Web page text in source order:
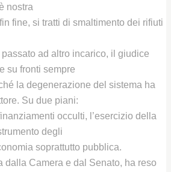
UNIPD
LAGO
nostra
fine, si tratti di smaltimento dei rifiuti
ad altro incarico, il giudice
su fronti sempre
la degenerazione del sistema ha
Su due piani:
occulti, l’esercizio della
degli
soprattutto pubblica.
dalla Camera e dal Senato, ha reso